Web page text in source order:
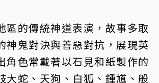
區的傳統神道表演，故事多取
神鬼對決與善惡對抗，展現英
角色常戴著以石見和紙製作的
大蛇、天狗、白狐、鍾馗、般